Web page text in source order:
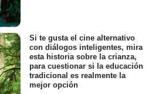
Si te gusta el cine alternativo
con diálogos inteligentes, mira
esta historia sobre la crianza,
para cuestionar si la educación
tradicional es realmente la
mejor opción